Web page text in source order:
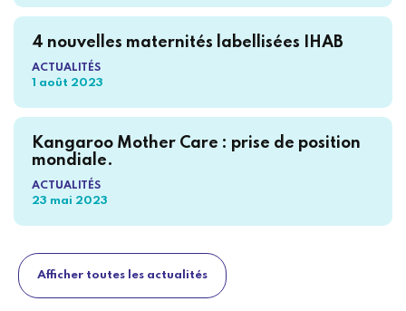
4 nouvelles maternités labellisées IHAB
ACTUALITÉS
1 août 2023
Kangaroo Mother Care : prise de position
mondiale.
ACTUALITÉS
23 mai 2023
Afficher toutes les actualités